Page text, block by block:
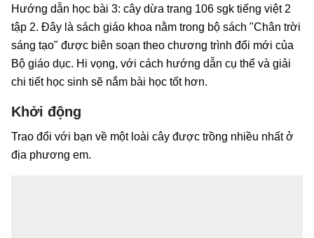
Hướng dẫn học bài 3: cây dừa trang 106 sgk tiếng việt 2
tập 2. Đây là sách giáo khoa nằm trong bộ sách "Chân trời
sáng tạo" được biên soạn theo chương trình đổi mới của
Bộ giáo dục. Hi vọng, với cách hướng dẫn cụ thể và giải
chi tiết học sinh sẽ nắm bài học tốt hơn.
Khởi động
Trao đổi với bạn về một loài cây được trồng nhiều nhất ở
địa phương em.